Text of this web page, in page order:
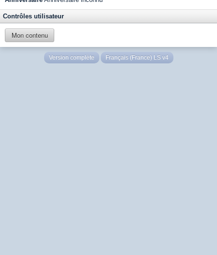
Contrôles utilisateur
Mon contenu
Version complète Français (France) LS v4